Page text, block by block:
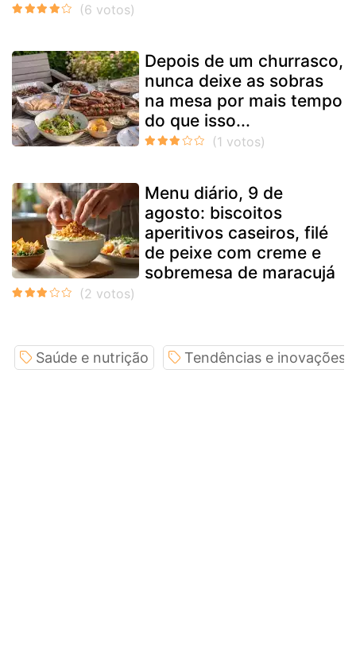
Depois de um churrasco,
nunca deixe as sobras
na mesa por mais tempo
do que isso...
Menu diário, 9 de
agosto: biscoitos
aperitivos caseiros, filé
de peixe com creme e
sobremesa de maracujá
Saúde e nutrição Tendências e inovações